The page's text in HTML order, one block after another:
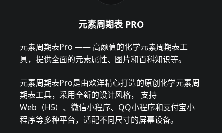
元素周期表 PRO
元素周期表Pro —— 高颜值的化学元素周期表工
具，提供全面的元素属性、图片和百科知识等。
元素周期表Pro是由欢洋精心打造的原创化学元素周
期表工具，采用全新的设计风格， 支持
Web（H5）、微信小程序、QQ小程序和支付宝小
程序等多种平台，适配不同尺寸的屏幕设备。